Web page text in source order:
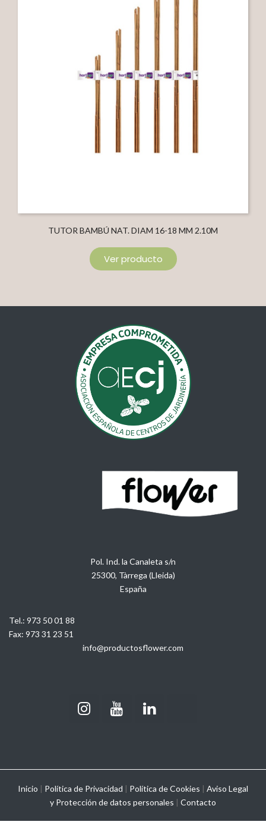
TUTOR BAMBÚ NAT. DIAM 16-18 MM 2.10M
Ver producto
Pol. Ind. la Canaleta s/n
25300, Tàrrega (Lleida)
España
Tel.: 973 50 01 88
Fax: 973 31 23 51
info@productosflower.com
Inicio | Política de Privacidad | Política de Cookies | Aviso Legal
y Protección de datos personales | Contacto